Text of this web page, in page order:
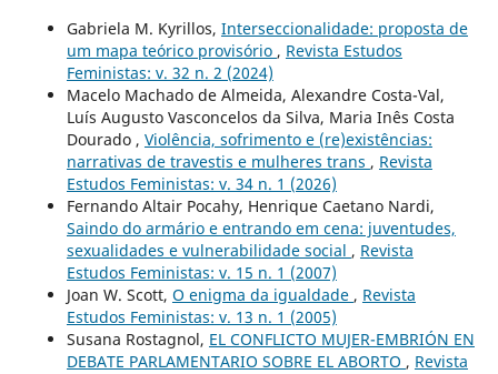
Gabriela M. Kyrillos, Interseccionalidade: proposta de
um mapa teórico provisório , Revista Estudos
Feministas: v. 32 n. 2 (2024)
Macelo Machado de Almeida, Alexandre Costa-Val,
Luís Augusto Vasconcelos da Silva, Maria Inês Costa
Dourado , Violência, sofrimento e (re)existências:
narrativas de travestis e mulheres trans , Revista
Estudos Feministas: v. 34 n. 1 (2026)
Fernando Altair Pocahy, Henrique Caetano Nardi,
Saindo do armário e entrando em cena: juventudes,
sexualidades e vulnerabilidade social , Revista
Estudos Feministas: v. 15 n. 1 (2007)
Joan W. Scott, O enigma da igualdade , Revista
Estudos Feministas: v. 13 n. 1 (2005)
Susana Rostagnol, EL CONFLICTO MUJER-EMBRIÓN EN
DEBATE PARLAMENTARIO SOBRE EL ABORTO , Revista